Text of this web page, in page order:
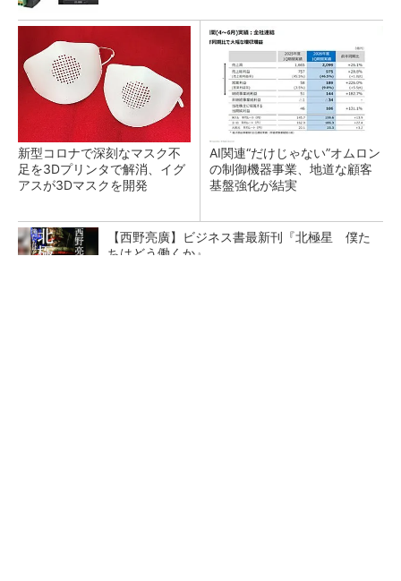
新型コロナで深刻なマスク不
足を3Dプリンタで解消、イグ
アスが3Dマスクを開発
AI関連“だけじゃない”オムロン
の制御機器事業、地道な顧客
基盤強化が結実
【西野亮廣】ビジネス書最新刊『北極星 僕た
ちはどう働くか』